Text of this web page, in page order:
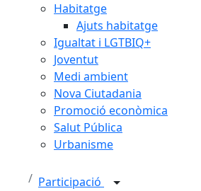
Habitatge
Ajuts habitatge
Igualtat i LGTBIQ+
Joventut
Medi ambient
Nova Ciutadania
Promoció econòmica
Salut Pública
Urbanisme
Participació